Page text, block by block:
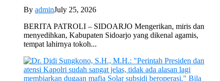
By adminJuly 25, 2026
BERITA PATROLI – SIDOARJO Mengerikan, miris dan
menyedihkan, Kabupaten Sidoarjo yang dikenal agamis,
tempat lahirnya tokoh...